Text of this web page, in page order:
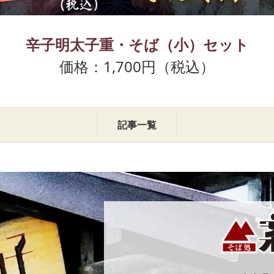
辛子明太子重・そば（小）セット
価格：1,700円（税込）
記事一覧